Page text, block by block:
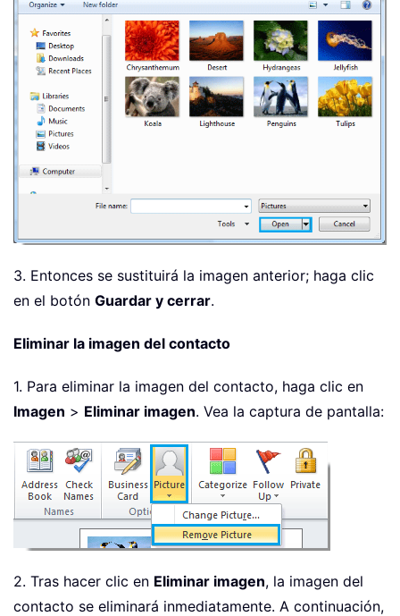
3. Entonces se sustituirá la imagen anterior; haga clic
en el botón Guardar y cerrar.
Eliminar la imagen del contacto
1. Para eliminar la imagen del contacto, haga clic en
Imagen > Eliminar imagen. Vea la captura de pantalla:
2. Tras hacer clic en Eliminar imagen, la imagen del
contacto se eliminará inmediatamente. A continuación,